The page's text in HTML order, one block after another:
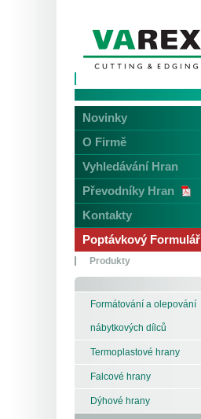
Novinky
O Firmě
Vyhledávání Hran
Převodníky Hran
Kontakty
Poptávkový Formulář
Produkty
Formátování a olepování
nábytkových dílců
Termoplastové hrany
Falcové hrany
Dýhové hrany